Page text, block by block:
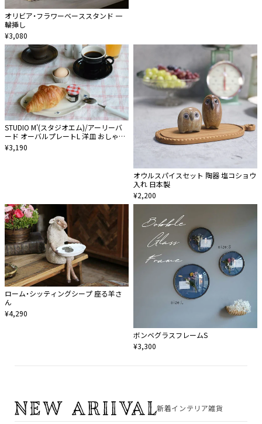
オリビア・フラワーベーススタンド 一
輪挿し
¥3,080
STUDIO M'(スタジオエム)/アーリーバ
ード オーバルプレートL 洋皿 おしゃれ
瀬戸焼食器 電子レンジ食洗機対応
¥3,190
オウルスパイスセット 陶器 塩コショウ
入れ 日本製
¥2,200
ローム・シッティングシープ 座る羊さ
ん
¥4,290
ボンベグラスフレームS
¥3,300
新着インテリア雑貨